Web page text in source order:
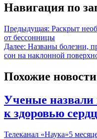
Навигация по
Предыдущая: Раскрыт
от бессонницы
Далее: Названы болезни,
сон на наклонной
Похожие новости
Ученые
к здоровью
Телеканал «Наука»5